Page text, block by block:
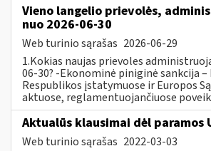
Vieno langelio prievolės,
nuo 2026-06-30
Web turinio sąrašas 2026-06-29
1.Kokias naujas prievoles
06-30? -Ekonominė piniginė sankcija –
Respublikos įstatymuose ir Europos
aktuose, reglamentuojančiuose
Aktualūs klausimai dėl paramos
Web turinio sąrašas 2022-03-03